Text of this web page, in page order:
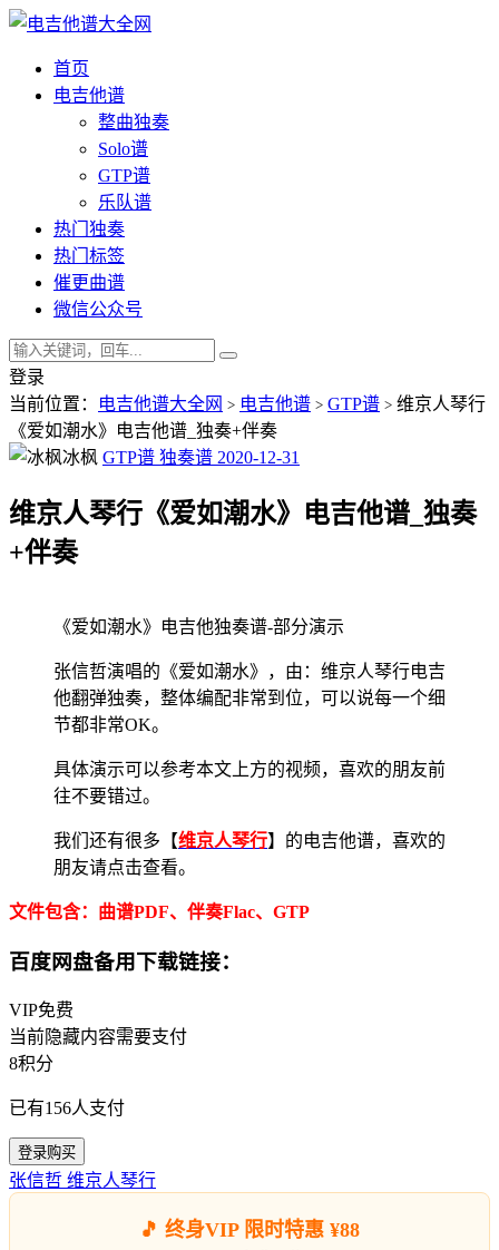
首页
电吉他谱
整曲独奏
Solo谱
GTP谱
乐队谱
热门独奏
热门标签
催更曲谱
微信公众号
登录
当前位置：
电吉他谱大全网 > 电吉他谱 > GTP谱 > 维京人琴行
《爱如潮水》电吉他谱_独奏+伴奏
冰枫 GTP谱 独奏谱 2020-12-31
维京人琴行《爱如潮水》电吉他谱_独奏
+伴奏
《爱如潮水》电吉他独奏谱-部分演示
张信哲演唱的《爱如潮水》，由：维京人琴行电吉
他翻弹独奏，整体编配非常到位，可以说每一个细
节都非常OK。
具体演示可以参考本文上方的视频，喜欢的朋友前
往不要错过。
我们还有很多【维京人琴行】的电吉他谱，喜欢的
朋友请点击查看。
文件包含：曲谱PDF、伴奏Flac、GTP
百度网盘备用下载链接：
VIP免费
当前隐藏内容需要支付
8积分
已有156人支付
登录购买
张信哲 维京人琴行
🎵 终身VIP 限时特惠 ¥88